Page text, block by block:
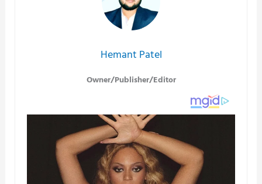
Hemant Patel
Owner/Publisher/Editor